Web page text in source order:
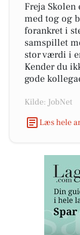
Freja
med tog og
forankret i
samspillet
stor værdi i
Kender du
gode
Kilde: JobNet
Læs hele